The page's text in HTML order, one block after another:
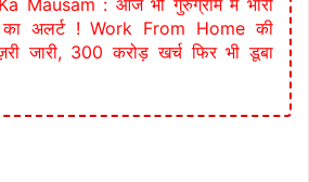
Mausam : आज भी गुरुग्राम में भारी
का अलर्ट ! Work From Home की
जारी, 300 करोड़ खर्च फिर भी डूबा